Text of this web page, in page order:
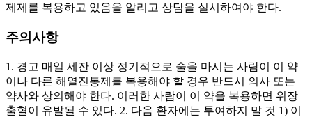
제제를 복용하고 있음을 알리고 상담을 실시하여야 한다.
주의사항
1. 경고 매일 세잔 이상 정기적으로 술을 마시는 사람이 이 약
이나 다른 해열진통제를 복용해야 할 경우 반드시 의사 또는
약사와 상의해야 한다. 이러한 사람이 이 약을 복용하면 위장
출혈이 유발될 수 있다. 2. 다음 환자에는 투여하지 말 것 1) 이